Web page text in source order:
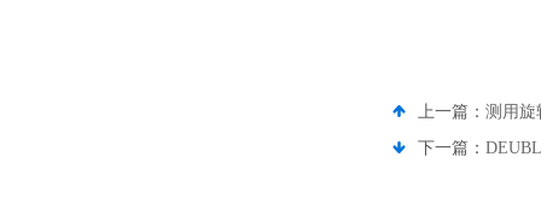
上一篇： 测用旋
下一篇：